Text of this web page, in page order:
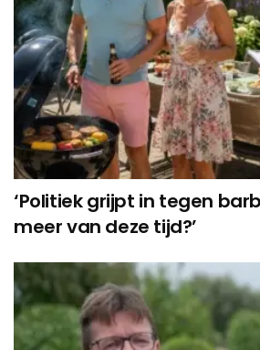
‘Politiek grijpt in tegen
meer van deze tijd?’